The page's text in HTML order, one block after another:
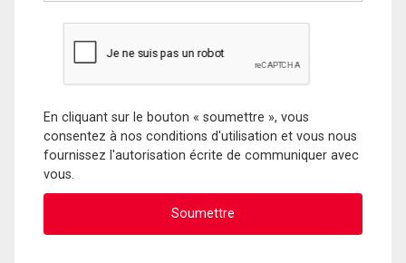
En cliquant sur le bouton « soumettre », vous
consentez à nos conditions d'utilisation et vous nous
fournissez l'autorisation écrite de communiquer avec
vous.